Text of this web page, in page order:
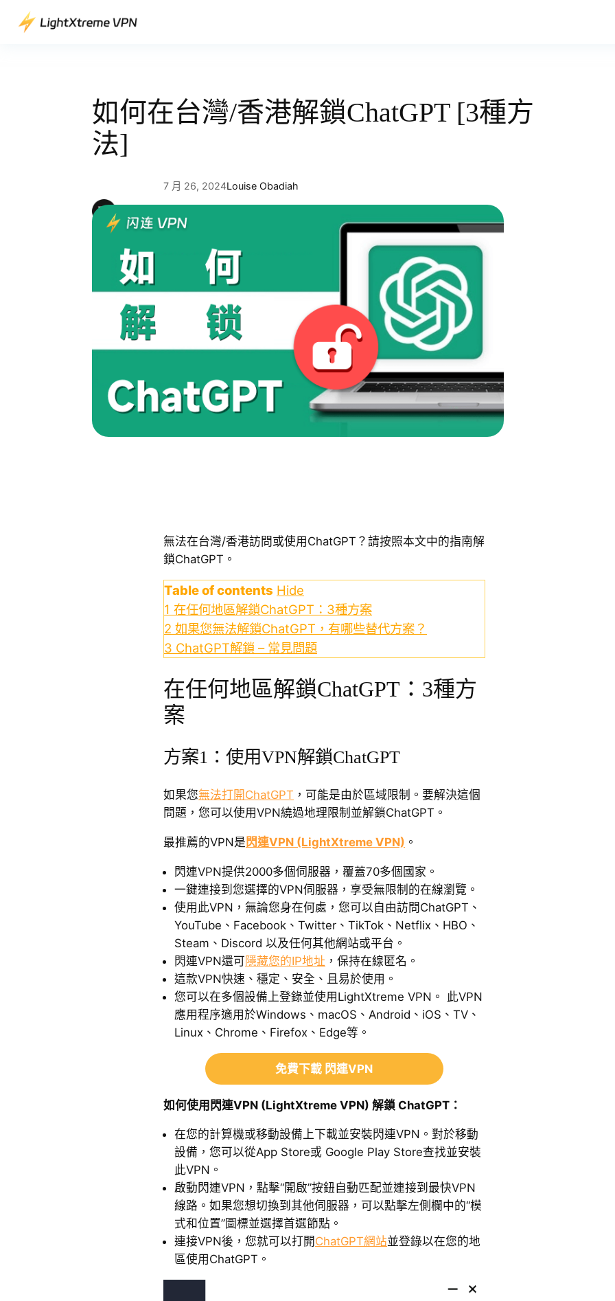
如何在台灣/香港解鎖ChatGPT [3種方
法]
7 月 26, 2024Louise Obadiah
無法在台灣/香港訪問或使用ChatGPT？請按照本文中的指南解
鎖ChatGPT。
Table of contents Hide
1 在任何地區解鎖ChatGPT：3種方案
2 如果您無法解鎖ChatGPT，有哪些替代方案？
3 ChatGPT解鎖 – 常見問題
在任何地區解鎖ChatGPT：3種方
案
方案1：使用VPN解鎖ChatGPT
如果您無法打開ChatGPT ，可能是由於區域限制。要解決這個
問題，您可以使用VPN繞過地理限制並解鎖ChatGPT。
最推薦的VPN是 閃連VPN (LightXtreme VPN) 。
閃連VPN提供2000多個伺服器，覆蓋70多個國家。
一鍵連接到您選擇的VPN伺服器，享受無限制的在線瀏覽。
使用此VPN，無論您身在何處，您可以自由訪問ChatGPT、
YouTube、Facebook、Twitter、TikTok、Netflix、HBO、
Steam、Discord 以及任何其他網站或平台。
閃連VPN還可隱藏您的IP地址 ，保持在線匿名。
這款VPN快速、穩定、安全、且易於使用。
您可以在多個設備上登錄並使用LightXtreme VPN。 此VPN
應用程序適用於Windows、macOS、Android、iOS、TV、
Linux、Chrome、Firefox、Edge等。
免費下載 閃連VPN
如何使用閃連VPN (LightXtreme VPN) 解鎖 ChatGPT：
在您的計算機或移動設備上下載並安裝閃連VPN。對於移動
設備，您可以從App Store或 Google Play Store查找並安裝
此VPN。
啟動閃連VPN，點擊“開啟”按鈕自動匹配並連接到最快VPN
線路。如果您想切換到其他伺服器，可以點擊左側欄中的“模
式和位置”圖標並選擇首選節點。
連接VPN後，您就可以打開ChatGPT網站並登錄以在您的地
區使用ChatGPT。